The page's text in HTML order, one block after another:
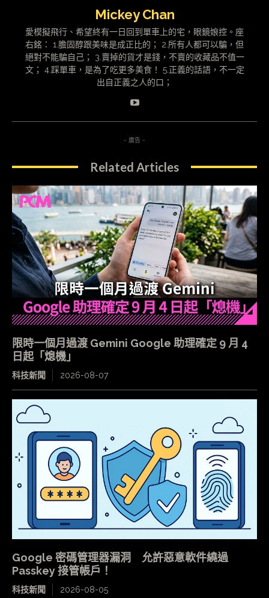
Mickey Chan
愛模擬飛行、希望終有一日回到單車上的宅，眼鏡娘控。座
右銘： 1.膽固醇跟美味是成正比的； 2.所有人都可以騙，但
絕對不能騙自己； 3.賣掉的貨才是錢，不賣的收藏品不值一
文； 4.踩單車，是為了吃更多美食！ 5.正義的話語，不一定
出自正義之人的口；
- 廣告 -
Related Articles
限時一個月過渡 Gemini Google 助理確定 9 月 4
日起「熄機」
科技新聞 2026-08-07
Google 密碼管理器漏洞 允許惡意軟件繞過
Passkey 接管帳戶！
科技新聞 2026-08-05